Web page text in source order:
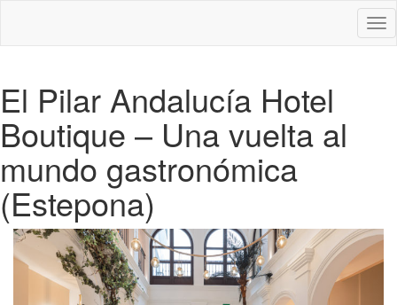
El Pilar Andalucía Hotel
Boutique – Una vuelta al
mundo gastronómica
(Estepona)